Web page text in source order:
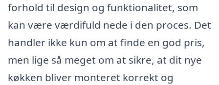
forhold til design og funktionalitet, som
kan være værdifuld nede i den proces. Det
handler ikke kun om at finde en god pris,
men lige så meget om at sikre, at dit nye
køkken bliver monteret korrekt og